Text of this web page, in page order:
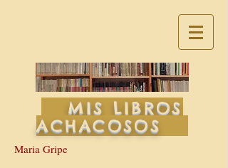
MIS LIBROS
ACHACOSOS
Maria Gripe